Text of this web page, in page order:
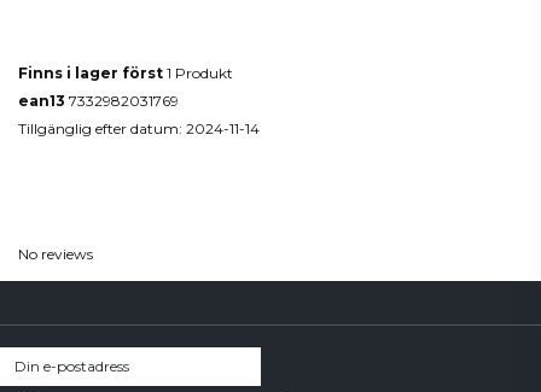
Finns i lager först 1 Produkt
ean13 7332982031769
Tillgänglig efter datum: 2024-11-14
No reviews